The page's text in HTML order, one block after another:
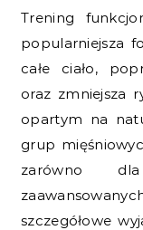
Trening funkcjonalny to wszechstronna i coraz
popularniejsza
całe ciało,
oraz zmniejsza
opartym na
grup
zarówno
szczegółowe